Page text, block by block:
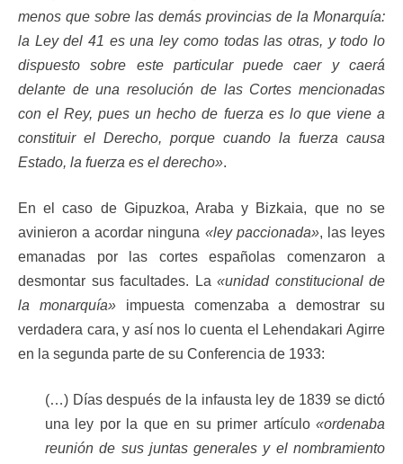
menos que sobre las demás provincias de la Monarquía:
la Ley del 41 es una ley como todas las otras, y todo lo
dispuesto sobre este particular puede caer y caerá
delante de una resolución de las Cortes mencionadas
con el Rey, pues un hecho de fuerza es lo que viene a
constituir el Derecho, porque cuando la fuerza causa
Estado, la fuerza es el derecho».
En el caso de Gipuzkoa, Araba y Bizkaia, que no se
avinieron a acordar ninguna «ley paccionada», las leyes
emanadas por las cortes españolas comenzaron a
desmontar sus facultades. La «unidad constitucional de
la monarquía»impuesta comenzaba a demostrar su
verdadera cara, y así nos lo cuenta el Lehendakari Agirre
en la segunda parte de su Conferencia de 1933:
(…) Días después de la infausta ley de 1839 se dictó
una ley por la que en su primer artículo «ordenaba
reunión de sus juntas generales y el nombramiento